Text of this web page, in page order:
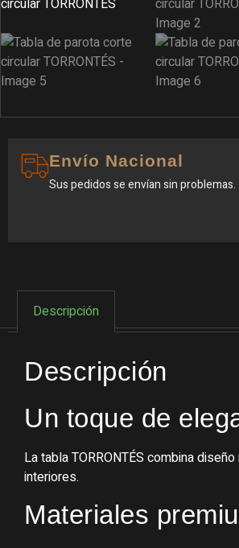
Envío Nacional
Sus pedidos se envían sin problemas.
Descripción
Descripción
Un toque de
La tabla TORRONTÉS combina
interiores.
Materiales